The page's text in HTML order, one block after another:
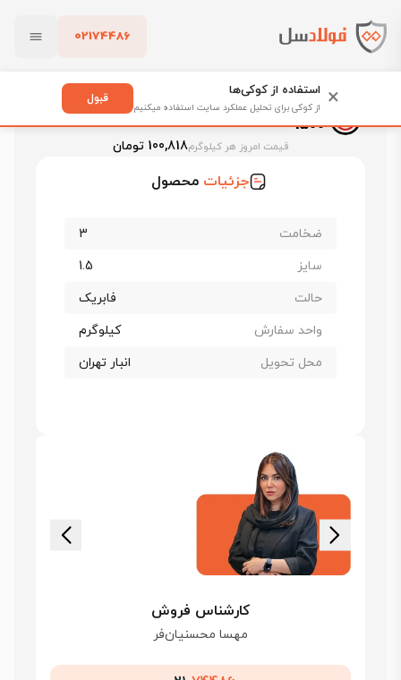
02174486
پاک کردن
فولادسل
ورق سیاه فابریک سبا st37 ضخامت 3 عرض
1500
قیمت امروز هر کیلوگرم100,818 تومان
جزئیات محصول
ضخامت
3
سایز
1.5
حالت
فابریک
واحد سفارش
کیلوگرم
محل تحویل
انبار تهران
کارشناس فروش
مهسا محسنیان‌فر
× استفاده از کوکی‌ها
از کوکی برای تحلیل عملکرد سایت استفاده میکنیم
قبول